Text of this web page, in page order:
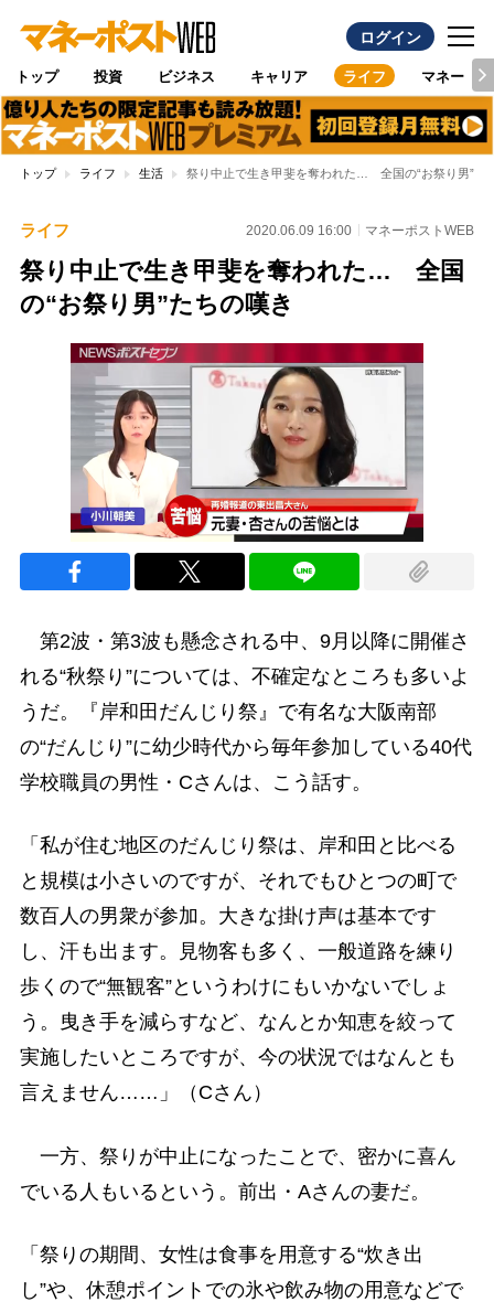
ログイン
トップ 投資 ビジネス キャリア ライフ マネー
トップ ライフ 生活 祭り中止で生き甲斐を奪われた… 全国の“お祭り男”た
ライフ 2020.06.09 16:00 マネーポストWEB
祭り中止で生き甲斐を奪われた… 全国
の“お祭り男”たちの嘆き
第2波・第3波も懸念される中、9月以降に開催さ
れる“秋祭り”については、不確定なところも多いよ
うだ。『岸和田だんじり祭』で有名な大阪南部
の“だんじり”に幼少時代から毎年参加している40代
学校職員の男性・Cさんは、こう話す。
「私が住む地区のだんじり祭は、岸和田と比べる
と規模は小さいのですが、それでもひとつの町で
数百人の男衆が参加。大きな掛け声は基本です
し、汗も出ます。見物客も多く、一般道路を練り
歩くので“無観客”というわけにもいかないでしょ
う。曳き手を減らすなど、なんとか知恵を絞って
実施したいところですが、今の状況ではなんとも
言えません……」（Cさん）
一方、祭りが中止になったことで、密かに喜ん
でいる人もいるという。前出・Aさんの妻だ。
「祭りの期間、女性は食事を用意する“炊き出
し”や、休憩ポイントでの氷や飲み物の用意などで